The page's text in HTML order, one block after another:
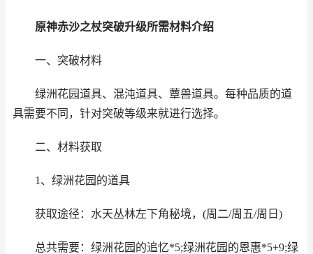
原神赤沙之杖突破升级所需材料介绍
一、突破材料
绿洲花园道具、混沌道具、蕈兽道具。每种品质的道
具需要不同，针对突破等级来就进行选择。
二、材料获取
1、绿洲花园的道具
获取途径：水天丛林左下角秘境，(周二/周五/周日)
总共需要：绿洲花园的追忆*5;绿洲花园的恩惠*5+9;绿